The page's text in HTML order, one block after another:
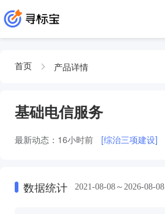
首页 产品详情
基础电信服务
最新动态： 16小时前 [综治三项建设]
数据统计 2021-08-08～2026-08-08